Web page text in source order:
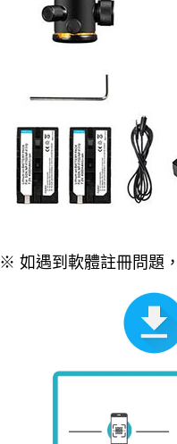
※ 如遇到軟體註冊問題